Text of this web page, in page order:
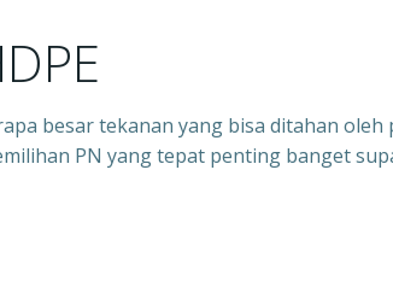
besar tekanan yang bisa ditahan oleh
PN yang tepat penting banget